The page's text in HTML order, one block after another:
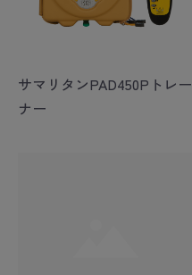
サマリタンPAD450Pトレー
ナー